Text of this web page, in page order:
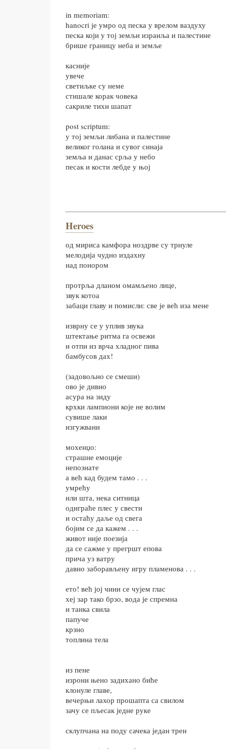
in memoriam:
hanocri је умро од песка у врелом ваздуху
песка који у тој земљи израиља и палестине
брише границу неба и земље
касније
увече
светиљке су неме
стишале корак човека
сакриле тихи шапат
post scriptum:
у тој земљи либана и палестине
великог голана и сувог синаја
земља и данас срља у небо
песак и кости лебде у њој
Heroes
од мириса камфора ноздрве су трнуле
мелодија чудно издахну
над понором
протрља дланом омамљено лице,
звук котоа
забаци главу и помисли: све је већ иза мене
изврну се у уплив звука
штектање ритма га освежи
и отпи из врча хладног пива
бамбусов дах!
(задовољно се смеши)
ово је дивно
асура на зиду
крхки лампиони које не волим
сувише лаки
изгужвани
мохенџо:
страшне емоције
непознате
а већ кад будем тамо . . .
умрећу
или шта, нека ситница
одиграће плес у свести
и остаћу даље од свега
бојим се да кажем . . .
живот није поезија
да се сажме у прегршт епова
прича уз ватру
давно заборављену игру пламенова . . .
ето! већ јој чини се чујем глас
хеј зар тако брзо, вода је спремна
и танка свила
папуче
крзно
топлина тела
из пене
изрони њено задихано биће
клонуле главе,
вечерњи лахор прошапта са свилом
зачу се пљесак једне руке
склупчана на поду сачека један трен